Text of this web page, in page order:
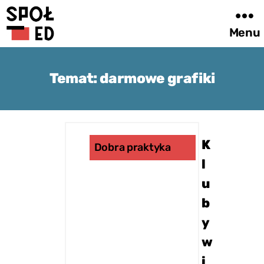
katalog
Menu
Temat:darmowe grafiki
Dobra praktyka
K
l
u
b
y
w